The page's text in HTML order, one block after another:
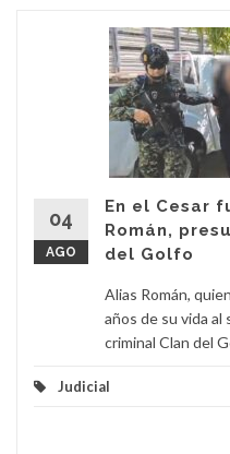
04
AGO
En el Cesar
Román,
del Golfo
Alias Román,
años de su vida al
criminal Clan del
Judicial